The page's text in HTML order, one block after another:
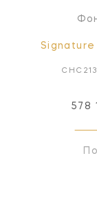
578